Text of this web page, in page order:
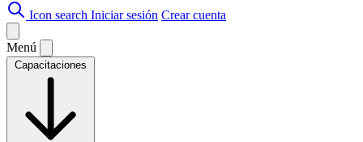
Icon search Iniciar sesión Crear cuenta
Menú
Capacitaciones